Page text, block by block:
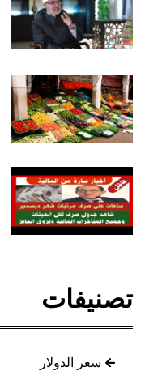
تصنيفات
سعر الدولار